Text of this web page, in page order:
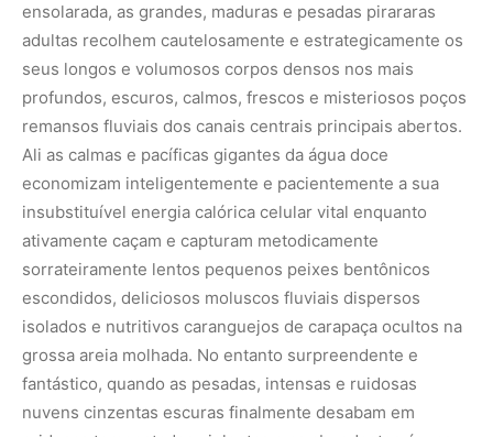
ensolarada, as grandes, maduras e pesadas pirararas
adultas recolhem cautelosamente e estrategicamente os
seus longos e volumosos corpos densos nos mais
profundos, escuros, calmos, frescos e misteriosos poços
remansos fluviais dos canais centrais principais abertos.
Ali as calmas e pacíficas gigantes da água doce
economizam inteligentemente e pacientemente a sua
insubstituível energia calórica celular vital enquanto
ativamente caçam e capturam metodicamente
sorrateiramente lentos pequenos peixes bentônicos
escondidos, deliciosos moluscos fluviais dispersos
isolados e nutritivos caranguejos de carapaça ocultos na
grossa areia molhada. No entanto surpreendente e
fantástico, quando as pesadas, intensas e ruidosas
nuvens cinzentas escuras finalmente desabam em